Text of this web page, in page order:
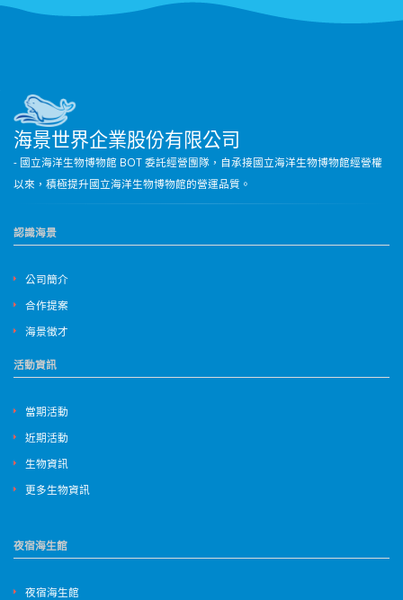
海景世界企業股份有限公司
- 國立海洋生物博物館 BOT 委託經營團隊，自承接國立海洋生物博物館經營權
以來，積極提升國立海洋生物博物館的營運品質。
認識海景
公司簡介
合作提案
海景徵才
活動資訊
當期活動
近期活動
生物資訊
更多生物資訊
夜宿海生館
夜宿海生館